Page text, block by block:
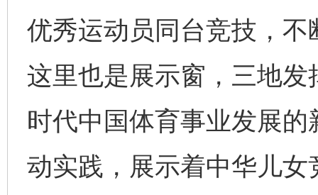
优秀运动员同台竞技，不
这里也是展示窗，三地
时代中国体育事业发展的
动实践，展示着中华儿